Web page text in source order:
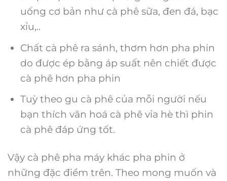
uống cơ bản như cà phê sữa, đen đá, bạc
xỉu,..
Chất cà phê ra sánh, thơm hơn pha phin
do được ép bằng áp suất nên chiết được
cà phê hơn pha phin
Tuỳ theo gu cà phê của mỗi người nếu
bạn thích văn hoá cà phê vỉa hè thì phin
cà phê đáp ứng tốt.
Vậy cà phê pha máy khác pha phin ở
những đặc điểm trên. Theo mong muốn và